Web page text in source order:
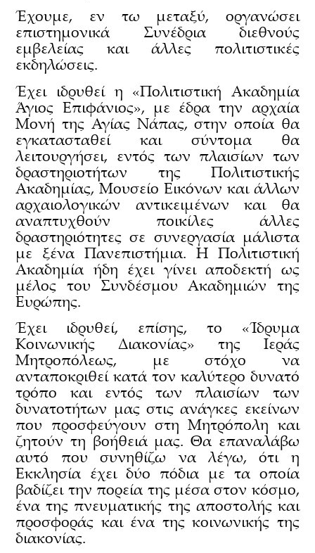
Έχουμε, εν τω μεταξύ, οργανώσει
επιστημονικά Συνέδρια διεθνούς
εμβελείας και άλλες πολιτιστικές
εκδηλώσεις.
Έχει ιδρυθεί η «Πολιτιστική Ακαδημία
Άγιος Επιφάνιος», με έδρα την αρχαία
Μονή της Αγίας Νάπας, στην οποία θα
εγκατασταθεί και σύντομα θα
λειτουργήσει, εντός των πλαισίων των
δραστηριοτήτων της Πολιτιστικής
Ακαδημίας, Μουσείο Εικόνων και άλλων
αρχαιολογικών αντικειμένων και θα
αναπτυχθούν ποικίλες άλλες
δραστηριότητες σε συνεργασία μάλιστα
με ξένα Πανεπιστήμια. Η Πολιτιστική
Ακαδημία ήδη έχει γίνει αποδεκτή ως
μέλος του Συνδέσμου Ακαδημιών της
Ευρώπης.
Έχει ιδρυθεί, επίσης, το «Ίδρυμα
Κοινωνικής Διακονίας» της Ιεράς
Μητροπόλεως, με στόχο να
ανταποκριθεί κατά τον καλύτερο δυνατό
τρόπο και εντός των πλαισίων των
δυνατοτήτων μας στις ανάγκες εκείνων
που προσφεύγουν στη Μητρόπολη και
ζητούν τη βοήθειά μας. Θα επαναλάβω
αυτό που συνηθίζω να λέγω, ότι η
Εκκλησία έχει δύο πόδια με τα οποία
βαδίζει την πορεία της μέσα στον κόσμο,
ένα της πνευματικής της αποστολής και
προσφοράς και ένα της κοινωνικής της
διακονίας.